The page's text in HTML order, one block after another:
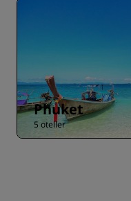
Phuket
5 oteller